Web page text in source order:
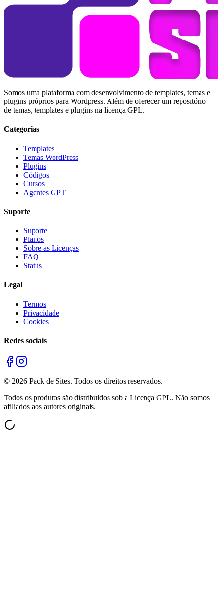
Somos uma plataforma com desenvolvimento de templates, temas e
plugins próprios para Wordpress. Além de oferecer um repositório
de temas, templates e plugins na licença GPL.
Categorias
Templates
Temas WordPress
Plugins
Códigos
Cursos
Agentes GPT
Suporte
Suporte
Planos
Sobre as Licenças
FAQ
Status
Legal
Termos
Privacidade
Cookies
Redes sociais
© 2026 Pack de Sites. Todos os direitos reservados.
Todos os produtos são distribuídos sob a Licença GPL. Não somos
afiliados aos autores originais.